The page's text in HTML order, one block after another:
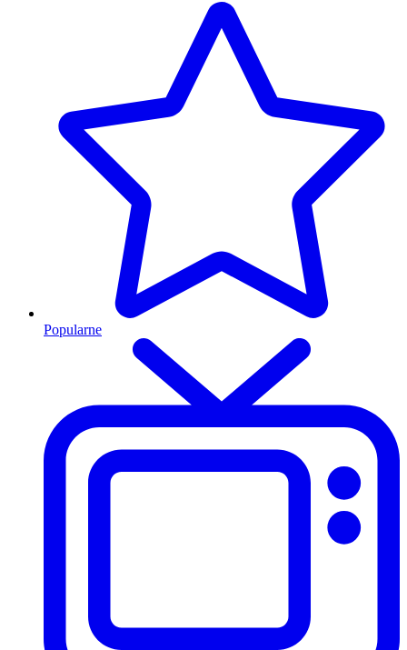
Popularne